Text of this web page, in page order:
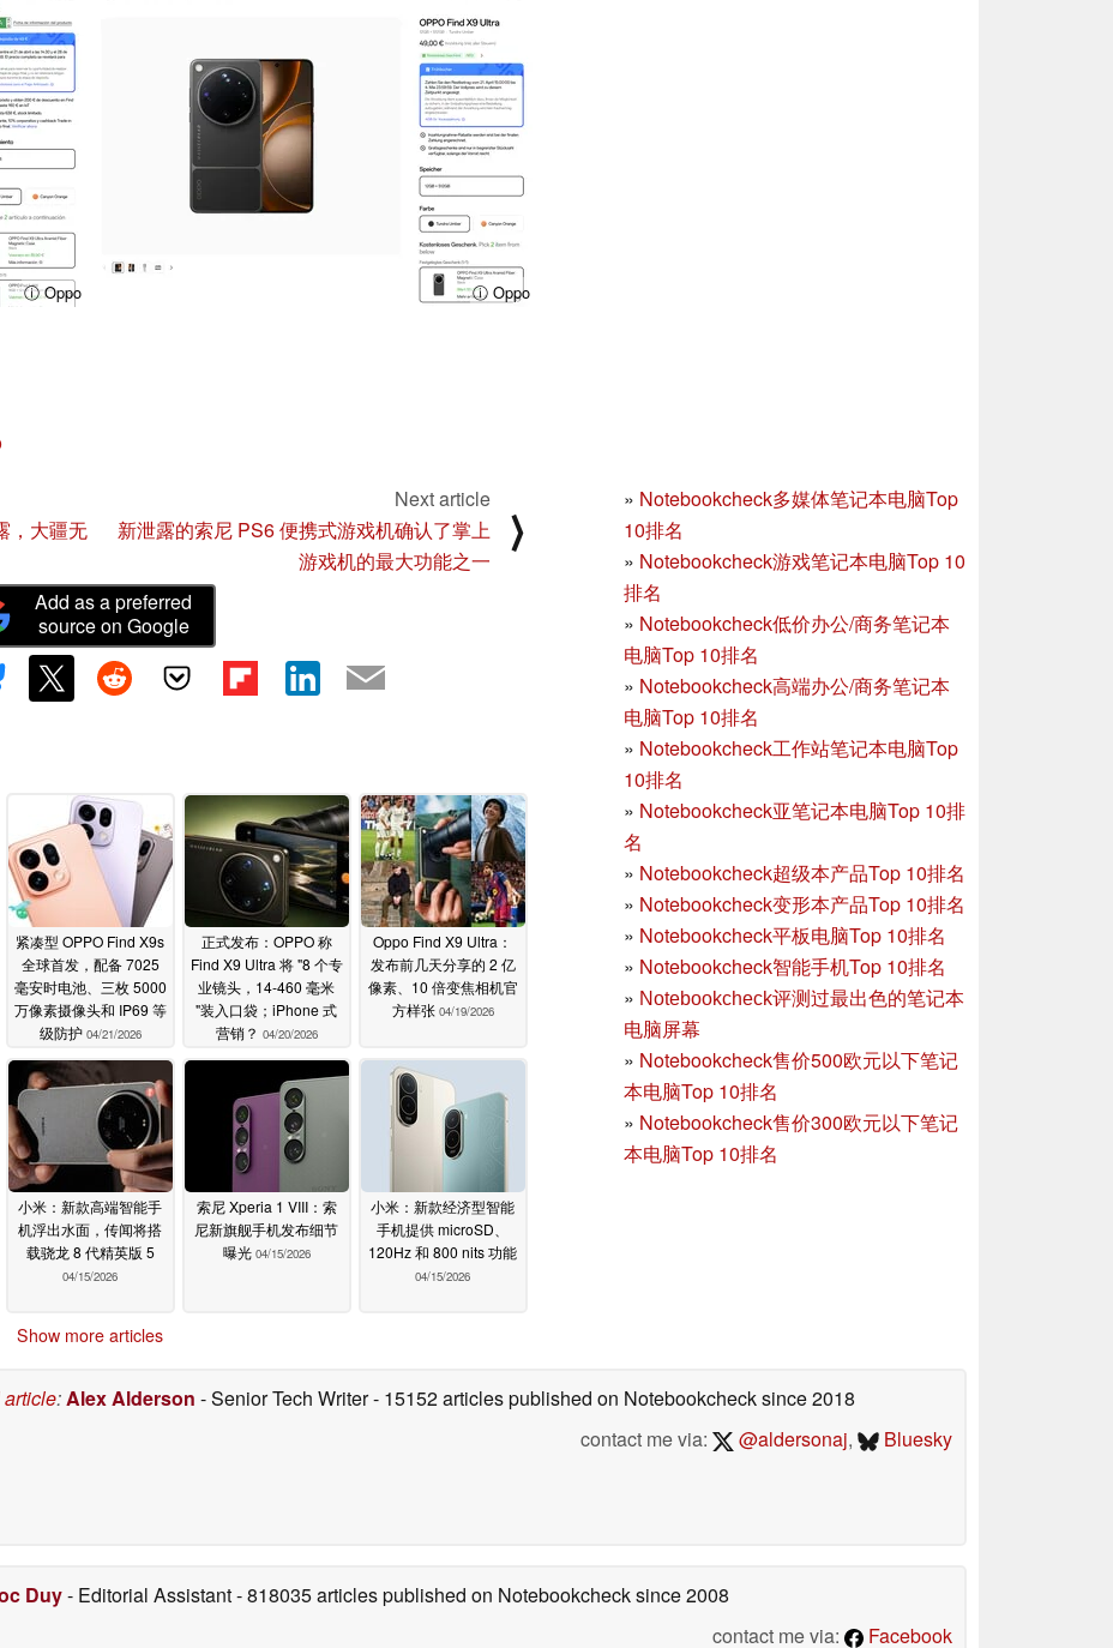
ⓘ Oppo ⓘ Oppo
» Notebookcheck多媒体笔记本电脑Top
10排名
» Notebookcheck游戏笔记本电脑Top 10
排名
» Notebookcheck低价办公/商务笔记本
电脑Top 10排名
» Notebookcheck高端办公/商务笔记本
电脑Top 10排名
» Notebookcheck工作站笔记本电脑Top
10排名
» Notebookcheck亚笔记本电脑Top 10排
名
» Notebookcheck超级本产品Top 10排名
» Notebookcheck变形本产品Top 10排名
» Notebookcheck平板电脑Top 10排名
» Notebookcheck智能手机Top 10排名
» Notebookcheck评测过最出色的笔记本
电脑屏幕
» Notebookcheck售价500欧元以下笔记
本电脑Top 10排名
» Notebookcheck售价300欧元以下笔记
本电脑Top 10排名
，大疆无
Next article
新泄露的索尼 PS6 便携式游戏机确认了掌上
游戏机的最大功能之一
⟩
Add as a preferred
source on Google
紧凑型 OPPO Find X9s
全球首发，配备 7025
毫安时电池、三枚 5000
万像素摄像头和 IP69 等
级防护 04/21/2026
正式发布：OPPO 称
Find X9 Ultra 将 "8 个专
业镜头，14-460 毫米
"装入口袋；iPhone 式
营销？ 04/20/2026
Oppo Find X9 Ultra：
发布前几天分享的 2 亿
像素、10 倍变焦相机官
方样张 04/19/2026
小米：新款高端智能手
机浮出水面，传闻将搭
载骁龙 8 代精英版 5
04/15/2026
索尼 Xperia 1 VIII：索
尼新旗舰手机发布细节
曝光 04/15/2026
小米：新款经济型智能
手机提供 microSD、
120Hz 和 800 nits 功能
04/15/2026
Show more articles
:Alex Alderson - Senior Tech Writer- 15152 articles published on Notebookchecksince 2018
contact me via:
@aldersonaj, Bluesky
Duy- Editorial Assistant- 818035 articles published on Notebookchecksince 2008
contact me via:
Facebook